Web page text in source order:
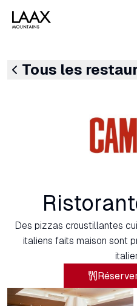
Tous les
Des pizzas croustillantes
italiens faits maison sont